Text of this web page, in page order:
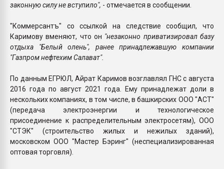
законную силу не вступило", - отмечается в сообщении.
"Коммерсантъ" со ссылкой на следствие сообщил, что
Каримову вменяют, что он "незаконно приватизировал базу
отдыха "Белый олень", ранее принадлежавшую компании
"Газпром нефтехим Салават".
По данным ЕГРЮЛ, Айрат Каримов возглавлял ГНС с августа
2016 года по август 2021 года. Ему принадлежат доли в
нескольких компаниях, в том числе, в башкирских ООО "АСТ"
(передача электроэнергии и технологическое
присоединение к распределительным электросетям), ООО
"СТЭК" (строительство жилых и нежилых зданий),
московском ООО "Мастер Бэринг" (неспециализированная
оптовая торговля).